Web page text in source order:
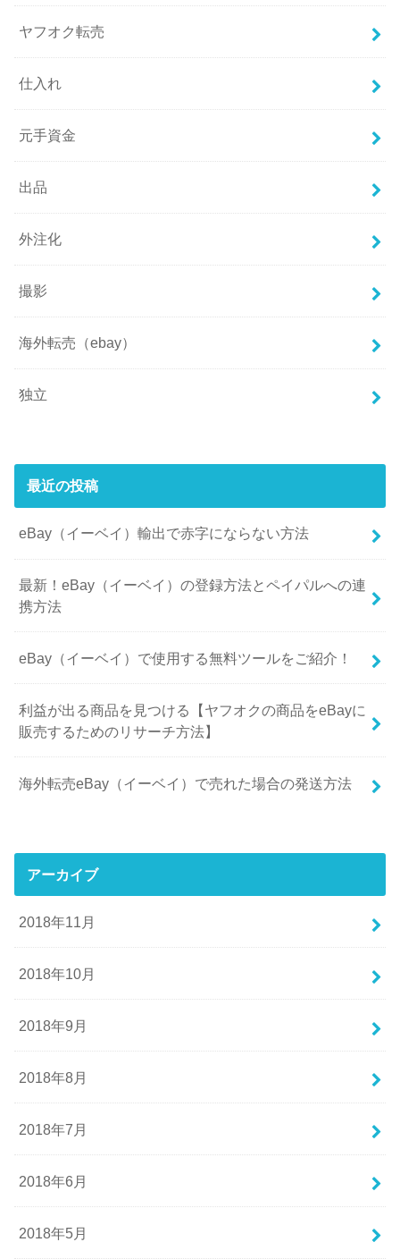
ヤフオク転売
仕入れ
元手資金
出品
外注化
撮影
海外転売（ebay）
独立
最近の投稿
eBay（イーベイ）輸出で赤字にならない方法
最新！eBay（イーベイ）の登録方法とペイパルへの連
携方法
eBay（イーベイ）で使用する無料ツールをご紹介！
利益が出る商品を見つける【ヤフオクの商品をeBayに
販売するためのリサーチ方法】
海外転売eBay（イーベイ）で売れた場合の発送方法
アーカイブ
2018年11月
2018年10月
2018年9月
2018年8月
2018年7月
2018年6月
2018年5月